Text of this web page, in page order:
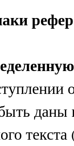
даны
текста